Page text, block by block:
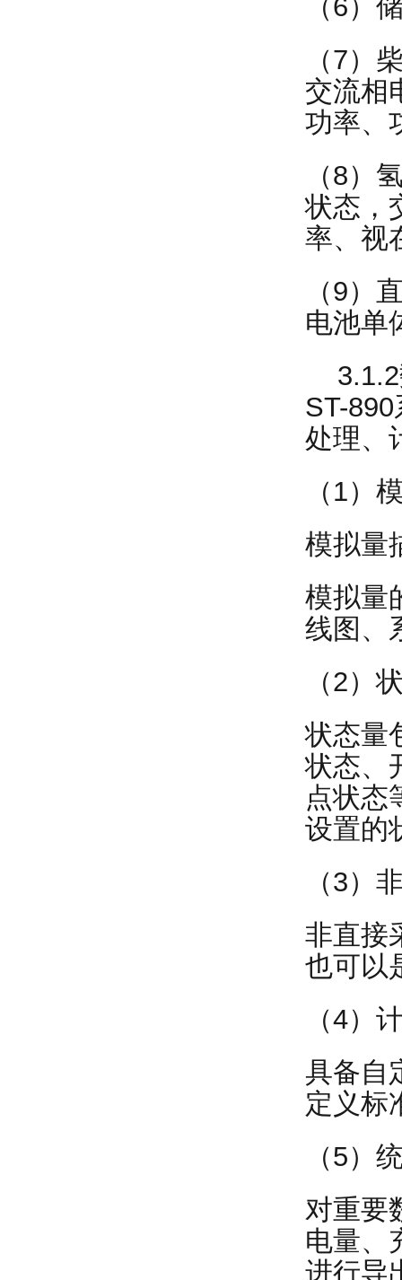
（6）
（7）
交流相
功率、
（8）
状态，
率、视
（9）
电池单
3.1.2
ST-
处理、
（1）
模拟量
模拟量
线图、
（2）
状态量
状态、
点状态
设置的
（3）
非直接
也可以
（4）
具备自
定义标
（5）
对重要
电量、
进行导